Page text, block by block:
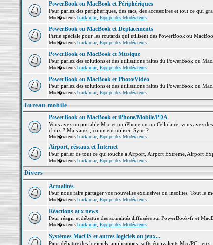
PowerBook ou MacBook et Périphériques
Pour parlez des périphériques, des sacs, des accessoires et tout ce qui
Mod�rateurs blackjmac, Equipe des Modérateurs
PowerBook ou MacBook et Déplacements
Partie spéciale pour les routards qui utilisent des PowerBook ou
Mod�rateurs blackjmac, Equipe des Modérateurs
PowerBook ou MacBook et Musique
Pour parlez des solutions et des utilisations faites du PowerBook ou
Mod�rateurs blackjmac, Equipe des Modérateurs
PowerBook ou MacBook et Photo/Vidéo
Pour parlez des solutions et des utilisations faites du PowerBook ou
Mod�rateurs blackjmac, Equipe des Modérateurs
Bureau mobile
PowerBook ou MacBook et iPhone/Mobile/PDA
Vous avez un portable Mac et un iPhone ou un Cellulaire, vous avez
choix ? Mais aussi, comment utiliser iSync ?
Mod�rateurs blackjmac, Equipe des Modérateurs
Airport, réseaux et Internet
Pour parler de tout ce qui touche à Airport, Airport Extreme, Airport
Mod�rateurs blackjmac, Equipe des Modérateurs
Divers
Actualités
Pour nous faire partager vos nouvelles exclusives ou insolites. Tout le
Mod�rateurs blackjmac, Equipe des Modérateurs
Réactions aux news
Pour réagir et débattre des actualités diffusées sur PowerBook-fr et
Mod�rateurs blackjmac, Equipe des Modérateurs
Systèmes MacOS et autres logiciels ou jeux...
Pour débattre des logiciels, applications, softs équivalents Mac/PC, jeux,